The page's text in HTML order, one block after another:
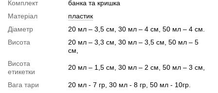
Комплект
банка та кришка
Матеріал
пластик
Діаметр
20 мл – 3,5 см, 30 мл – 4 см, 50 мл – 4 см.
Висота
20 мл – 3,3 см, 30 мл – 3,5 см, 50 мл – 5
см,
Висота
етикетки
20 мл – 1,5 см, 30 мл – 2 см, 50 мл – 3 см,
Вага тари
20 мл - 7 гр, 30 мл - 8 гр, 50 мл - 10гр.